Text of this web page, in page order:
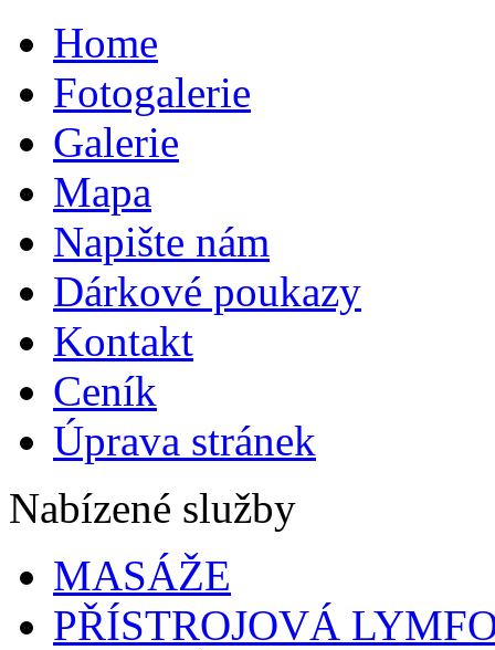
Home
Fotogalerie
Galerie
Mapa
Napište nám
Dárkové poukazy
Kontakt
Ceník
Úprava stránek
Nabízené služby
MASÁŽE
PŘÍSTROJOVÁ